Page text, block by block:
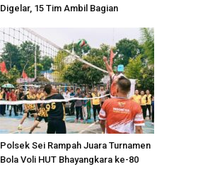
Digelar, 15 Tim Ambil Bagian
Polsek Sei Rampah Juara Turnamen
Bola Voli HUT Bhayangkara ke-80